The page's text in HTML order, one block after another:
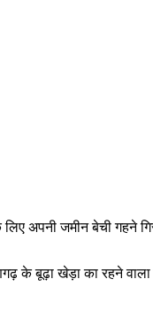
अपनी जमीन बेची गहने
के बूढ़ा खेड़ा का रहने